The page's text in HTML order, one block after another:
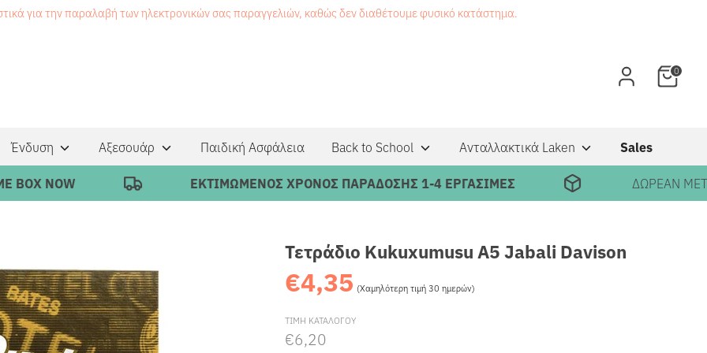
για την παραλαβή των ηλεκτρονικών σας παραγγελιών, καθώς δεν διαθέτουμε φυσικό κατάστημα.
0
Ένδυση Αξεσουάρ Παιδική Ασφάλεια Back to School Ανταλλακτικά Laken Sales
NOW ΕΚΤΙΜΩΜΕΝΟΣ ΧΡΟΝΟΣ ΠΑΡΑΔΟΣΗΣ 1-4 ΕΡΓΑΣΙΜΕΣ ΔΩΡΕΑΝ
Τετράδιο Kukuxumusu Α5 Jabali Davison
€4,35 (Χαμηλότερη τιμή 30 ημερών)
ΤΙΜΗ ΚΑΤΑΛΟΓΟΥ
€6,20